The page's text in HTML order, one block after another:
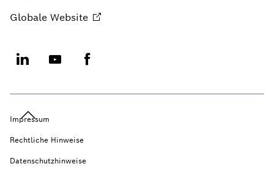
Globale Website
Impressum
Rechtliche Hinweise
Datenschutzhinweise